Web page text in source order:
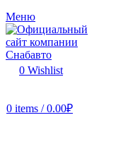
Меню
0 Wishlist
0 items / 0.00₽